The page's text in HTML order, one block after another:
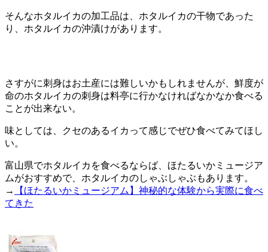
そんなホタルイカの加工品は、ホタルイカの干物であった
り、ホタルイカの沖漬けがあります。
さすがに刺身はお土産には難しいかもしれませんが、鮮度が
命のホタルイカの刺身は料亭に行かなければなかなか食べる
ことが出来ない。
味としては、クセのあるイカって感じでぜひ食べてみてほし
い。
富山県でホタルイカを食べるならば、ほたるいかミュージア
ムがおすすめで、ホタルイカのしゃぶしゃぶもあります。
→
【ほたるいかミュージアム】神秘的な体験から実際に食べ
てきた